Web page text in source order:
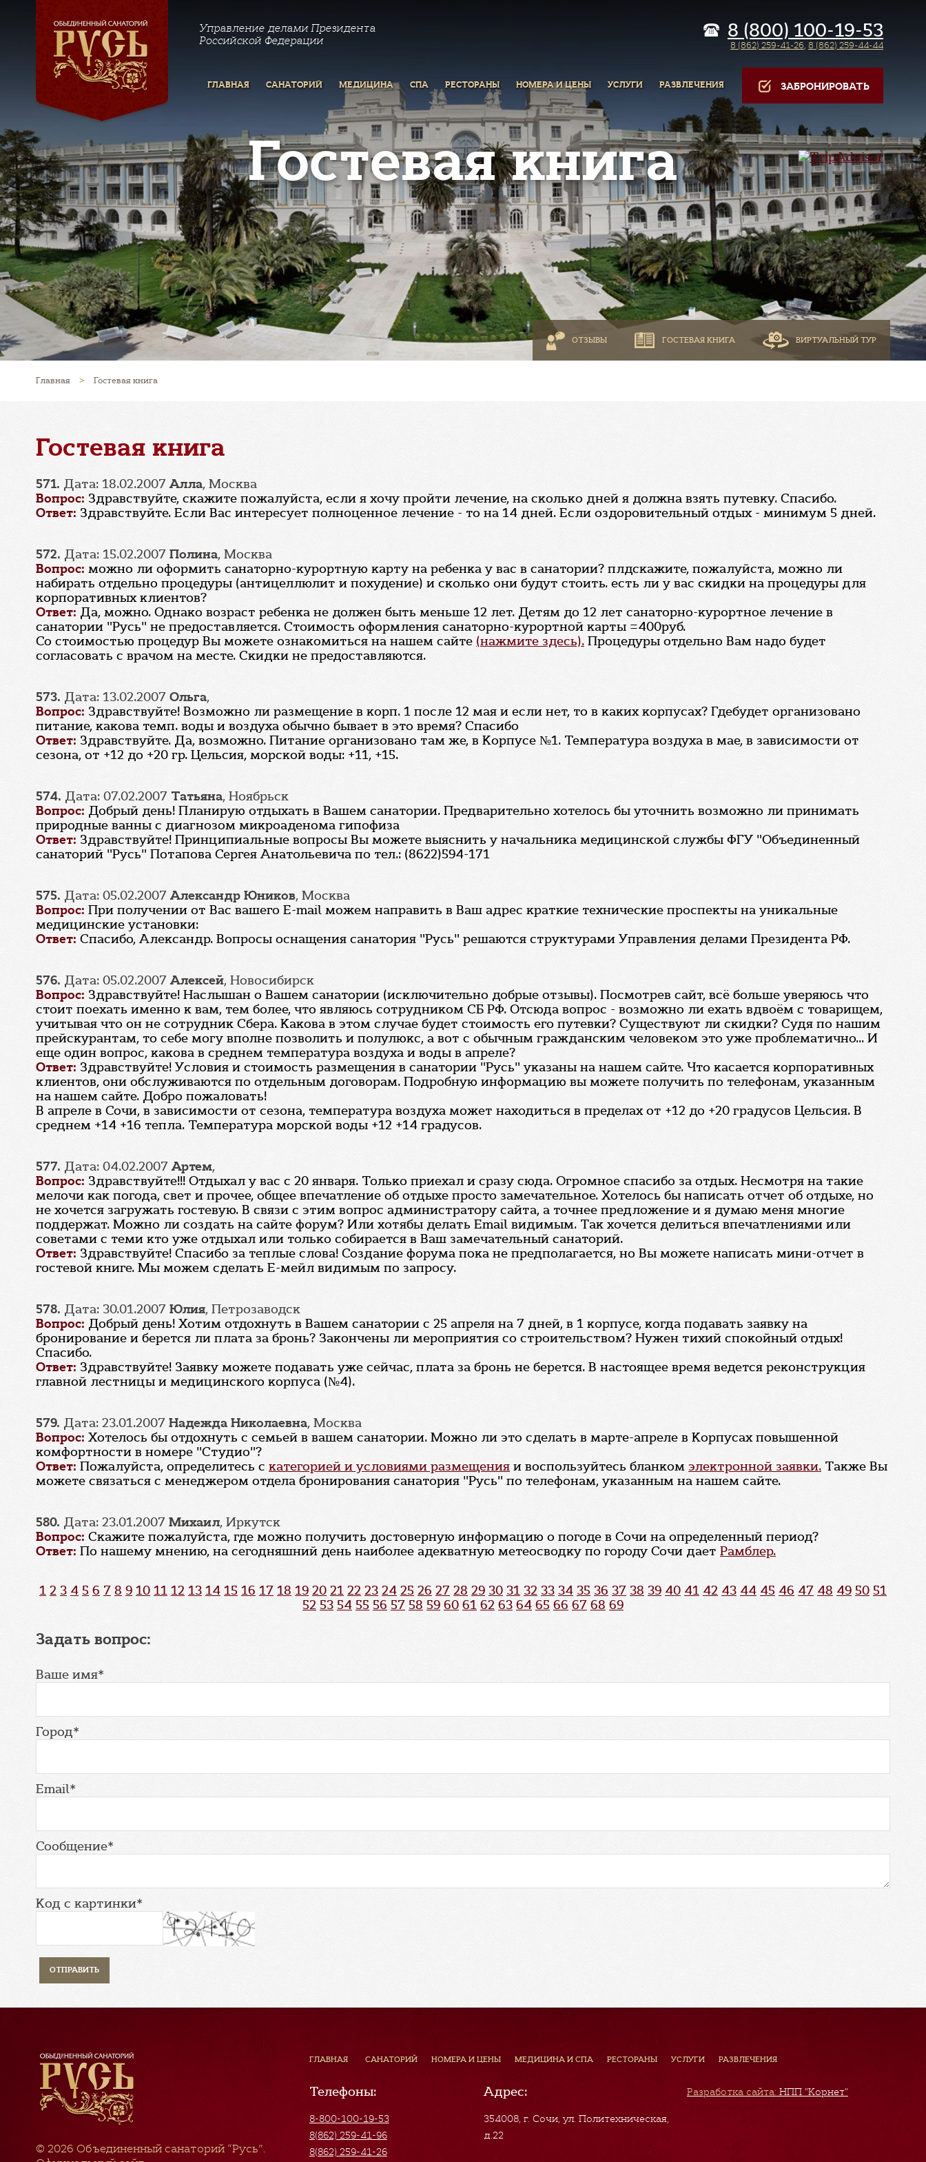
Управление делами Президента
Российской Федерации
8 (800) 100-19-53
8 (862) 259-41-26, 8 (862) 259-44-44
ГЛАВНАЯ САНАТОРИЙ МЕДИЦИНА СПА РЕСТОРАНЫ НОМЕРА И ЦЕНЫ УСЛУГИ РАЗВЛЕЧЕНИЯ ЗАБРОНИРОВАТЬ
Гостевая книга
ОТЗЫВЫ ГОСТЕВАЯ КНИГА ВИРТУАЛЬНЫЙ ТУР
Главная > Гостевая книга
Гостевая книга
571. Дата: 18.02.2007Алла, Москва
Вопрос: Здравствуйте, скажите пожалуйста, если я хочу пройти лечение, на сколько дней я должна взять путевку. Спасибо.
Ответ: Здравствуйте. Если Вас интересует полноценное лечение - то на 14 дней. Если оздоровительный отдых - минимум 5 дней.
572. Дата: 15.02.2007 Полина, Москва
Вопрос: можно ли оформить санаторно-курортную карту на ребенка у вас в санатории? плдскажите, пожалуйста, можно ли
набирать отдельно процедуры (антицеллюлит и похудение) и сколько они будут стоить. есть ли у вас скидки на процедуры для
корпоративных клиентов?
Ответ: Да, можно. Однако возраст ребенка не должен быть меньше 12 лет. Детям до 12 лет санаторно-курортное лечение в
санатории "Русь" не предоставляется. Стоимость оформления санаторно-курортной карты =400руб.
Со стоимостью процедур Вы можете ознакомиться на нашем сайте (нажмите здесь). Процедуры отдельно Вам надо будет
согласовать с врачом на месте. Скидки не предоставляются.
573. Дата: 13.02.2007 Ольга,
Вопрос: Здравствуйте! Возможно ли размещение в корп. 1 после 12 мая и если нет, то в каких корпусах? Гдебудет организовано
питание, какова темп. воды и воздуха обычно бывает в это время? Спасибо
Ответ: Здравствуйте. Да, возможно. Питание организовано там же, в Корпусе №1. Температура воздуха в мае, в зависимости от
сезона, от +12 до +20 гр. Цельсия, морской воды: +11, +15.
574. Дата: 07.02.2007 Татьяна, Ноябрьск
Вопрос: Добрый день! Планирую отдыхать в Вашем санатории. Предварительно хотелось бы уточнить возможно ли принимать
природные ванны с диагнозом микроаденома гипофиза
Ответ: Здравствуйте! Принципиальные вопросы Вы можете выяснить у начальника медицинской службы ФГУ "Объединенный
санаторий "Русь" Потапова Сергея Анатольевича по тел.: (8622)594-171
575. Дата: 05.02.2007Александр Юников, Москва
Вопрос: При получении от Вас вашего E-mail можем направить в Ваш адрес краткие технические проспекты на уникальные
медицинские установки:
Ответ: Спасибо, Александр. Вопросы оснащения санатория "Русь" решаются структурами Управления делами Президента РФ.
576. Дата: 05.02.2007Алексей, Новосибирск
Вопрос: Здравствуйте! Наслышан о Вашем санатории (исключительно добрые отзывы). Посмотрев сайт, всё больше уверяюсь что
стоит поехать именно к вам, тем более, что являюсь сотрудником СБ РФ. Отсюда вопрос - возможно ли ехать вдвоём с товарищем,
учитывая что он не сотрудник Сбера. Какова в этом случае будет стоимость его путевки? Существуют ли скидки? Судя по нашим
прейскурантам, то себе могу вполне позволить и полулюкс, а вот с обычным гражданским человеком это уже проблематично... И
еще один вопрос, какова в среднем температура воздуха и воды в апреле?
Ответ: Здравствуйте! Условия и стоимость размещения в санатории "Русь" указаны на нашем сайте. Что касается корпоративных
клиентов, они обслуживаются по отдельным договорам. Подробную информацию вы можете получить по телефонам, указанным
на нашем сайте. Добро пожаловать!
В апреле в Сочи, в зависимости от сезона, температура воздуха может находиться в пределах от +12 до +20 градусов Цельсия. В
среднем +14 +16 тепла. Температура морской воды +12 +14 градусов.
577. Дата: 04.02.2007Артем,
Вопрос: Здравствуйте!!! Отдыхал у вас с 20 января. Только приехал и сразу сюда. Огромное спасибо за отдых. Несмотря на такие
мелочи как погода, свет и прочее, общее впечатление об отдыхе просто замечательное. Хотелось бы написать отчет об отдыхе, но
не хочется загружать гостевую. В связи с этим вопрос администратору сайта, а точнее предложение и я думаю меня многие
поддержат. Можно ли создать на сайте форум? Или хотябы делать Email видимым. Так хочется делиться впечатлениями или
советами с теми кто уже отдыхал или только собирается в Ваш замечательный санаторий.
Ответ: Здравствуйте! Спасибо за теплые слова! Создание форума пока не предполагается, но Вы можете написать мини-отчет в
гостевой книге. Мы можем сделать Е-мейл видимым по запросу.
578. Дата: 30.01.2007 Юлия, Петрозаводск
Вопрос: Добрый день! Хотим отдохнуть в Вашем санатории с 25 апреля на 7 дней, в 1 корпусе, когда подавать заявку на
бронирование и берется ли плата за бронь? Закончены ли мероприятия со строительством? Нужен тихий спокойный отдых!
Спасибо.
Ответ: Здравствуйте! Заявку можете подавать уже сейчас, плата за бронь не берется. В настоящее время ведется реконструкция
главной лестницы и медицинского корпуса (№4).
579. Дата: 23.01.2007 Надежда Николаевна, Москва
Вопрос: Хотелось бы отдохнуть с семьей в вашем санатории. Можно ли это сделать в марте-апреле в Корпусах повышенной
комфортности в номере "Студио"?
Ответ: Пожалуйста, определитесь с категорией и условиями размещения и воспользуйтесь бланком электронной заявки. Также Вы
можете связаться с менеджером отдела бронирования санатория "Русь" по телефонам, указанным на нашем сайте.
580. Дата: 23.01.2007 Михаил, Иркутск
Вопрос: Скажите пожалуйста, где можно получить достоверную информацию о погоде в Сочи на определенный период?
Ответ: По нашему мнению, на сегодняшний день наиболее адекватную метеосводку по городу Сочи дает Рамблер.
1 2 3 4 5 6 7 8 9 10 11 12 13 14 15 16 17 18 19 20 21 22 23 24 25 26 27 28 29 30 31 32 33 34 35 36 37 38 39 40 41 42 43 44 45 46 47 48 49 50 51
52 53 54 55 56 57 58 59 60 61 62 63 64 65 66 67 68 69
Задать вопрос:
Ваше имя*
Город*
Email*
Сообщение*
Код с картинки*
© 2026 Объединенный санаторий “Русь”.
ГЛАВНАЯ САНАТОРИЙ НОМЕРА И ЦЕНЫ МЕДИЦИНА И СПА РЕСТОРАНЫ УСЛУГИ РАЗВЛЕЧЕНИЯ
Телефоны:
8-800-100-19-53
8(862) 259-41-96
8(862) 259-41-26
Адрес:
354008, г. Сочи,ул. Политехническая,
д.22
Разработка сайта: НПП "Корнет"